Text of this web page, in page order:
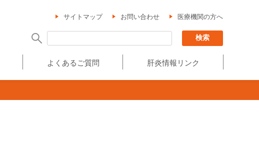
サイトマップ お問い合わせ 医療機関の方へ
よくあるご質問 肝炎情報リンク